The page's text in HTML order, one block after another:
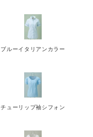
ブルーイタリアンカラー
チューリップ袖シフォン